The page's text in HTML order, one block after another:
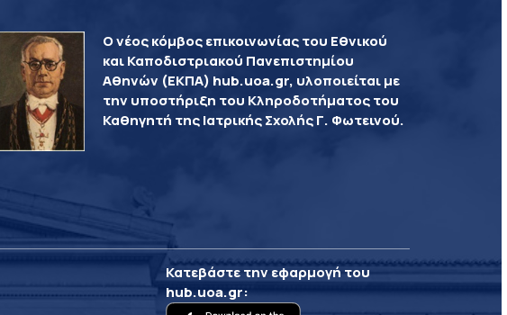
Ο νέος κόμβος επικοινωνίας του Εθνικού
και Καποδιστριακού Πανεπιστημίου
Αθηνών (ΕΚΠΑ) hub.uoa.gr, υλοποιείται με
την υποστήριξη του Κληροδοτήματος του
Καθηγητή της Ιατρικής Σχολής Γ. Φωτεινού.
Κατεβάστε την εφαρμογή του
hub.uoa.gr: